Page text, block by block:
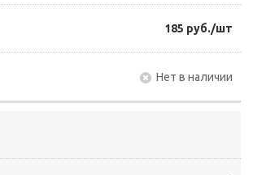
185 руб./шт
Нет в наличии